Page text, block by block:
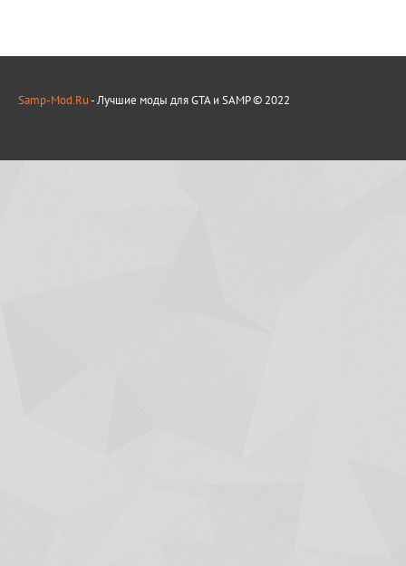
Samp-Mod.Ru- Лучшие моды для GTA и SAMP © 2022